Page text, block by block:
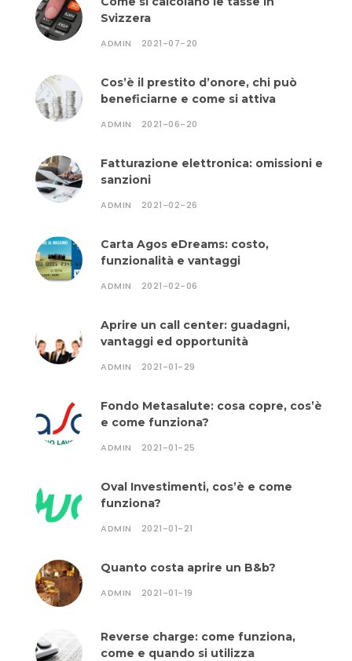
Svizzera
ADMIN 2021-07-20
Cos’è il prestito d’onore, chi può
beneficiarne e come si attiva
ADMIN 2021-06-20
Fatturazione elettronica: omissioni e
sanzioni
ADMIN 2021-02-26
Carta Agos eDreams: costo,
funzionalità e vantaggi
ADMIN 2021-02-06
Aprire un call center: guadagni,
vantaggi ed opportunità
ADMIN 2021-01-29
Fondo Metasalute: cosa copre, cos’è
e come funziona?
ADMIN 2021-01-25
Oval Investimenti, cos’è e come
funziona?
ADMIN 2021-01-21
Quanto costa aprire un B&b?
ADMIN 2021-01-19
Reverse charge: come funziona,
come e quando si utilizza